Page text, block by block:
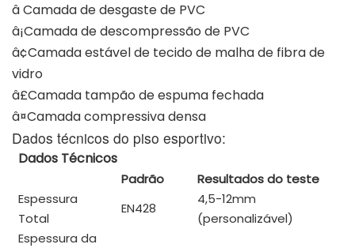
â Camada de desgaste de PVC
â¡Camada de descompressão de PVC
â¢Camada estável de tecido de malha de fibra de
vidro
â£Camada tampão de espuma fechada
â¤Camada compressiva densa
Dados técnicos do piso esportivo:
Dados Técnicos
Padrão
Resultados do teste
Espessura
Total
EN428
4,5-12mm
(personalizável)
Espessura da